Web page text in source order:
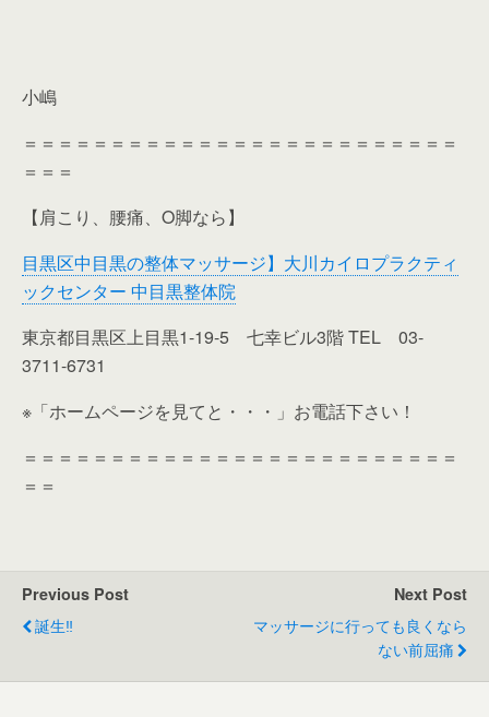
小嶋
＝＝＝＝＝＝＝＝＝＝＝＝＝＝＝＝＝＝＝＝＝＝＝＝＝
＝＝＝
【肩こり、腰痛、O脚なら】
目黒区中目黒の整体マッサージ】大川カイロプラクティ
ックセンター 中目黒整体院
東京都目黒区上目黒1-19-5 七幸ビル3階 TEL 03-
3711-6731
※「ホームページを見てと・・・」お電話下さい！
＝＝＝＝＝＝＝＝＝＝＝＝＝＝＝＝＝＝＝＝＝＝＝＝＝
＝＝
Previous Post
誕生‼
Next Post
マッサージに行っても良くなら
ない前屈痛